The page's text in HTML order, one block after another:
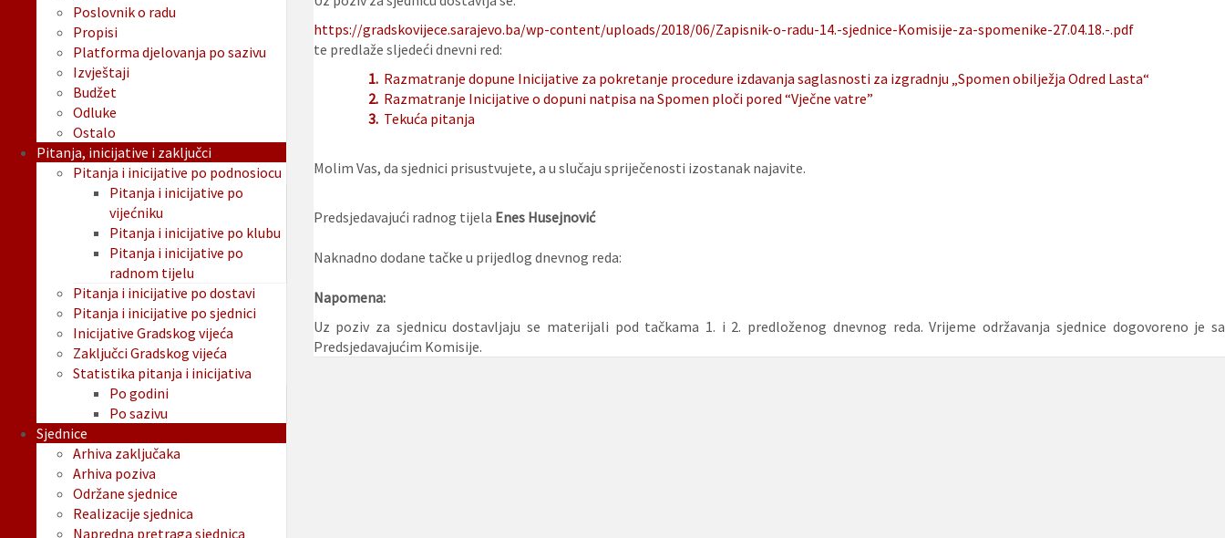
https://gradskovijece.sarajevo.ba/wp-content/uploads/2018/06/Zapisnik-o-radu-14.-sjednice-Komisije-za-spomenike-27.04.18.-.pdf
te predlaže sljedeći dnevni red:
1. Razmatranje dopune Inicijative za pokretanje procedure izdavanja saglasnosti za izgradnju „Spomen obilježja Odred Lasta“
2. Razmatranje Inicijative o dopuni natpisa na Spomen ploči pored “Vječne vatre”
3. Tekuća pitanja
Molim Vas, da sjednici prisustvujete, a u slučaju spriječenosti izostanak najavite.
Predsjedavajući radnog tijela Enes Husejnović
Naknadno dodane tačke u prijedlog dnevnog reda:
Napomena:
Uz poziv za sjednicu dostavljaju se materijali pod tačkama 1. i 2. predloženog dnevnog reda. Vrijeme održavanja sjednice dogovoreno je sa
Predsjedavajućim Komisije.
Poslovnik o radu
Propisi
Platforma djelovanja po sazivu
Izvještaji
Budžet
Odluke
Ostalo
Pitanja, inicijative i zaključci
Pitanja i inicijative po podnosiocu
Pitanja i inicijative po
vijećniku
Pitanja i inicijative po klubu
Pitanja i inicijative po
radnom tijelu
Pitanja i inicijative po dostavi
Pitanja i inicijative po sjednici
Inicijative Gradskog vijeća
Zaključci Gradskog vijeća
Statistika pitanja i inicijativa
Po godini
Po sazivu
Sjednice
Arhiva zaključaka
Arhiva poziva
Održane sjednice
Realizacije sjednica
Napredna pretraga sjednica